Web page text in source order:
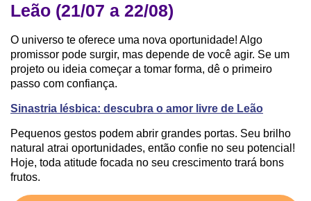
Leão (21/07 a 22/08)
O universo te oferece uma nova oportunidade! Algo
promissor pode surgir, mas depende de você agir. Se um
projeto ou ideia começar a tomar forma, dê o primeiro
passo com confiança.
Sinastria lésbica: descubra o amor livre de Leão
Pequenos gestos podem abrir grandes portas. Seu brilho
natural atrai oportunidades, então confie no seu potencial!
Hoje, toda atitude focada no seu crescimento trará bons
frutos.